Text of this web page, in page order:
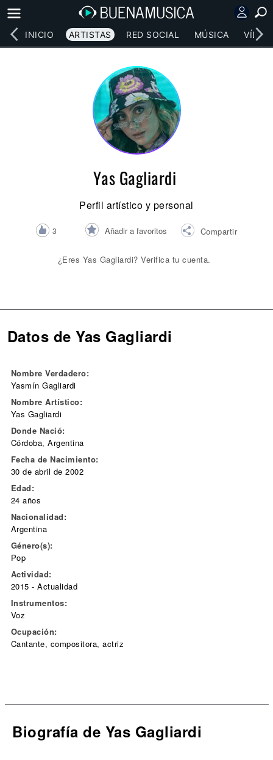
INICIO ARTISTAS RED SOCIAL MÚSICA
Yas Gagliardi
Perfil artístico y personal
3 Añadir a favoritos Compartir
¿Eres Yas Gagliardi? Verifica tu cuenta.
Datos de Yas Gagliardi
Nombre Verdadero:
Yasmín Gagliardi
Nombre Artístico:
Yas Gagliardi
Donde Nació:
Córdoba, Argentina
Fecha de Nacimiento:
30 de abril de 2002
Edad:
24 años
Nacionalidad:
Argentina
Género(s):
Pop
Actividad:
2015 - Actualidad
Instrumentos:
Voz
Ocupación:
Cantante, compositora, actriz
Biografía de Yas Gagliardi